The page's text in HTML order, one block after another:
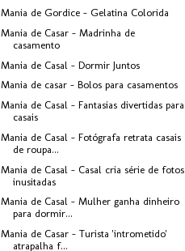
Mania de Gordice - Gelatina Colorida
Mania de Casar - Madrinha de
casamento
Mania de Casal - Dormir Juntos
Mania de casar - Bolos para casamentos
Mania de Casal - Fantasias divertidas para
casais
Mania de Casal - Fotógrafa retrata casais
de roupa...
Mania de Casal - Casal cria série de fotos
inusitadas
Mania de Casal - Mulher ganha dinheiro
para dormir...
Mania de Casar - Turista 'intrometido'
atrapalha f...